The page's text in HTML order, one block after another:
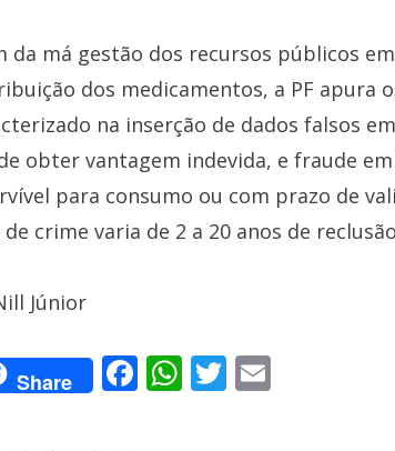
da má gestão dos recursos públicos
dos medicamentos, a PF apura
na inserção de dados falsos
obter vantagem indevida, e fraude
para consumo ou com prazo de
crime varia de 2 a 20 anos de
Júnior
Share F W T E